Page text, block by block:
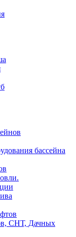
бассейна
СНТ, Дачных